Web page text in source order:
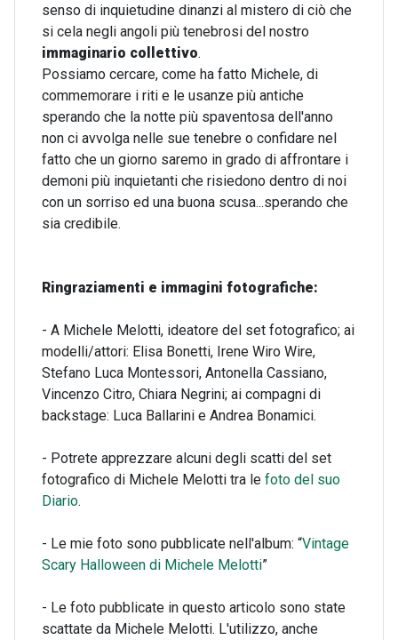
senso di inquietudine dinanzi al mistero di ciò che
si cela negli angoli più tenebrosi del nostro
immaginario collettivo.
Possiamo cercare, come ha fatto Michele, di
commemorare i riti e le usanze più antiche
sperando che la notte più spaventosa dell'anno
non ci avvolga nelle sue tenebre o confidare nel
fatto che un giorno saremo in grado di affrontare i
demoni più inquietanti che risiedono dentro di noi
con un sorriso ed una buona scusa...sperando che
sia credibile.
Ringraziamenti e immagini fotografiche:
- A Michele Melotti, ideatore del set fotografico; ai
modelli/attori: Elisa Bonetti, Irene Wiro Wire,
Stefano Luca Montessori, Antonella Cassiano,
Vincenzo Citro, Chiara Negrini; ai compagni di
backstage: Luca Ballarini e Andrea Bonamici.
- Potrete apprezzare alcuni degli scatti del set
fotografico di Michele Melotti tra le foto del suo
Diario.
- Le mie foto sono pubblicate nell'album: “Vintage
Scary Halloween di Michele Melotti”
- Le foto pubblicate in questo articolo sono state
scattate da Michele Melotti. L'utilizzo, anche